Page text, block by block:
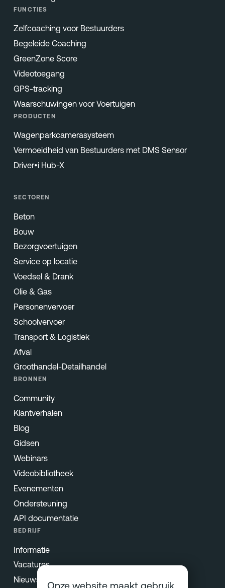
FUNCTIES
Zelfcoaching voor Bestuurders
Begeleide Coaching
GreenZone Score
Videotoegang
GPS-tracking
Waarschuwingen voor Voertuigen
PRODUCTEN
Wagenparkcamerasysteem
Vermoeidheid van Bestuurders met DMS Sensor
Driver•i Hub-X
SECTOREN
Beton
Bouw
Bezorgvoertuigen
Service op locatie
Voedsel & Drank
Olie & Gas
Personenvervoer
Schoolvervoer
Transport & Logistiek
Afval
Groothandel-Detailhandel
BRONNEN
Community
Klantverhalen
Blog
Gidsen
Webinars
Videobibliotheek
Evenementen
Ondersteuning
API documentatie
BEDRIJF
Informatie
Vacatures
Nieuws & Pers
Onze website maakt gebruik